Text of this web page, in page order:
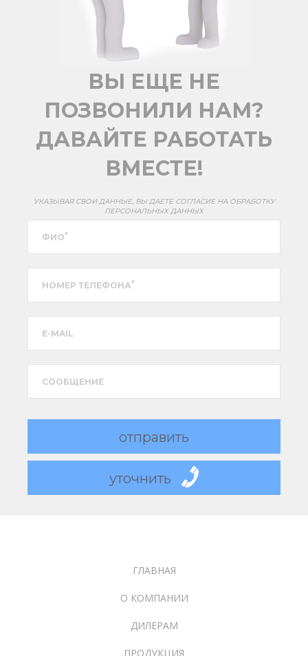
ВЫ ЕЩЕ НЕ
ПОЗВОНИЛИ НАМ?
ДАВАЙТЕ РАБОТАТЬ
ВМЕСТЕ!
УКАЗЫВАЯ СВОИ ДАННЫЕ, ВЫ ДАЕТЕ СОГЛАСИЕ НА ОБРАБОТКУ
ПЕРСОНАЛЬНЫХ ДАННЫХ
ФИО*
НОМЕР ТЕЛЕФОНА*
E-MAIL
CООБЩЕНИЕ
отправить
уточнить
ГЛАВНАЯ
О КОМПАНИИ
ДИЛЕРАМ
ПРОДУКЦИЯ